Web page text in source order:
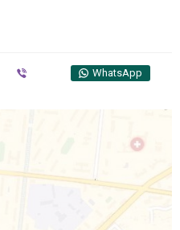
WhatsApp